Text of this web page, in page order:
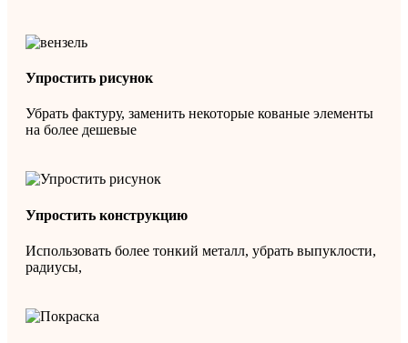
Упростить рисунок
Убрать фактуру, заменить некоторые кованые элементы
на более дешевые
Упростить конструкцию
Использовать более тонкий металл, убрать выпуклости,
радиусы,